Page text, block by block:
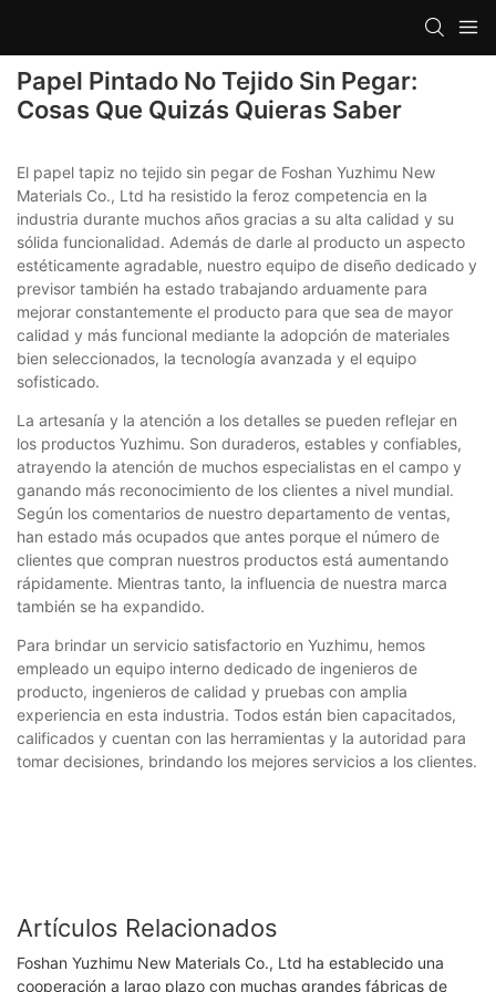
Papel Pintado No Tejido Sin Pegar:
Cosas Que Quizás Quieras Saber
El papel tapiz no tejido sin pegar de Foshan Yuzhimu New
Materials Co., Ltd ha resistido la feroz competencia en la
industria durante muchos años gracias a su alta calidad y su
sólida funcionalidad. Además de darle al producto un aspecto
estéticamente agradable, nuestro equipo de diseño dedicado y
previsor también ha estado trabajando arduamente para
mejorar constantemente el producto para que sea de mayor
calidad y más funcional mediante la adopción de materiales
bien seleccionados, la tecnología avanzada y el equipo
sofisticado.
La artesanía y la atención a los detalles se pueden reflejar en
los productos Yuzhimu. Son duraderos, estables y confiables,
atrayendo la atención de muchos especialistas en el campo y
ganando más reconocimiento de los clientes a nivel mundial.
Según los comentarios de nuestro departamento de ventas,
han estado más ocupados que antes porque el número de
clientes que compran nuestros productos está aumentando
rápidamente. Mientras tanto, la influencia de nuestra marca
también se ha expandido.
Para brindar un servicio satisfactorio en Yuzhimu, hemos
empleado un equipo interno dedicado de ingenieros de
producto, ingenieros de calidad y pruebas con amplia
experiencia en esta industria. Todos están bien capacitados,
calificados y cuentan con las herramientas y la autoridad para
tomar decisiones, brindando los mejores servicios a los clientes.
Artículos Relacionados
Foshan Yuzhimu New Materials Co., Ltd ha establecido una
cooperación a largo plazo con muchas grandes fábricas de